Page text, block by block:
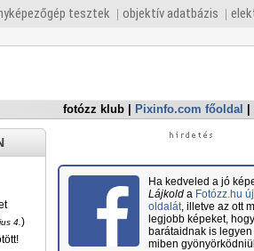
tesztek objektív adatbázis
fotózz klub Pixinfo.com főoldal
4. )
Ha kedveled a jó
Lájkolda Fotózz.hu
oldalát, illetve az ott
legjobb képeket,
barátaidnak is
miben